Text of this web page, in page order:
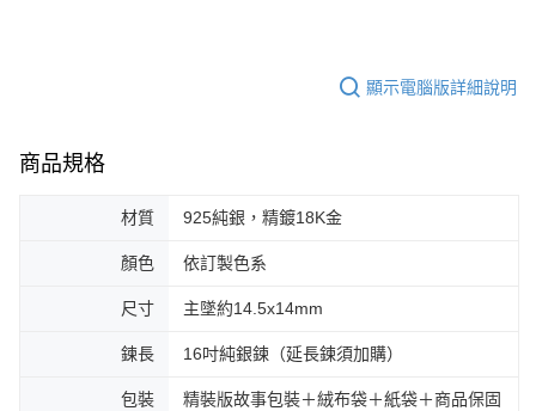
顯示電腦版詳細說明
商品規格
材質 925純銀，精鍍18K金
顏色 依訂製色系
尺寸 主墜約14.5x14mm
鍊長 16吋純銀鍊（延長鍊須加購）
包裝
精裝版故事包裝＋絨布袋＋紙袋＋商品保固